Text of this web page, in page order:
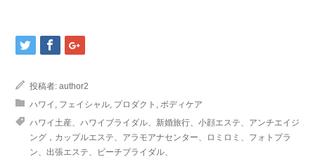
投稿者: author2
ハワイ
フェイシャル プロダクト
ボディケア
ハワイ土産、ハワイブライダル、新婚旅行、小顔エステ、アンチエイジ
ング，カップルエステ、アラモアナセンター、ロミロミ、フォトプラ
ン、出張エステ、ビーチブライダル、